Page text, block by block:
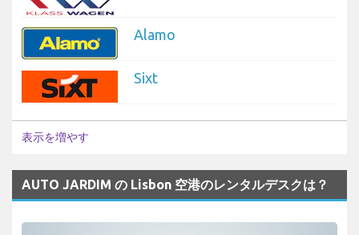
Alamo
Sixt
表示を増やす
AUTO JARDIM の Lisbon 空港のレンタルデスクは？